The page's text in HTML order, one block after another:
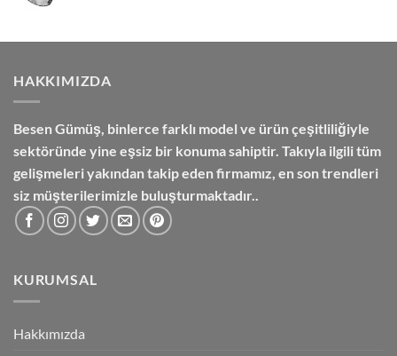
₺3,600.00.
HAKKIMIZDA
Besen Gümüş, binlerce farklı model ve ürün çeşitliliğiyle
sektöründe yine eşsiz bir konuma sahiptir. Takıyla ilgili tüm
gelişmeleri yakından takip eden firmamız, en son trendleri
siz müşterilerimizle buluşturmaktadır..
KURUMSAL
Hakkımızda